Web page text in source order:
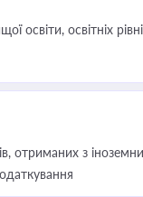
освітніх
отриманих з